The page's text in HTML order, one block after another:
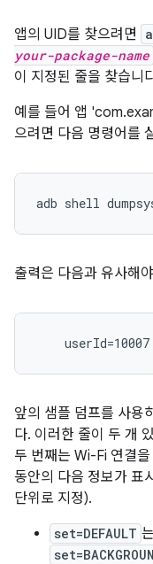
앱의 UID를 찾으려면
your-package-name
이 지정된 줄을 찾습니
예를 들어 앱
으려면 다음 명령어를
출력은 다음과 유사해
앞의 샘플 덤프를 사용
다. 이러한 줄이 두 개
두 번째는 Wi-Fi 연결
동안의 다음 정보가 표
단위로 지정).
set=DEFAULT